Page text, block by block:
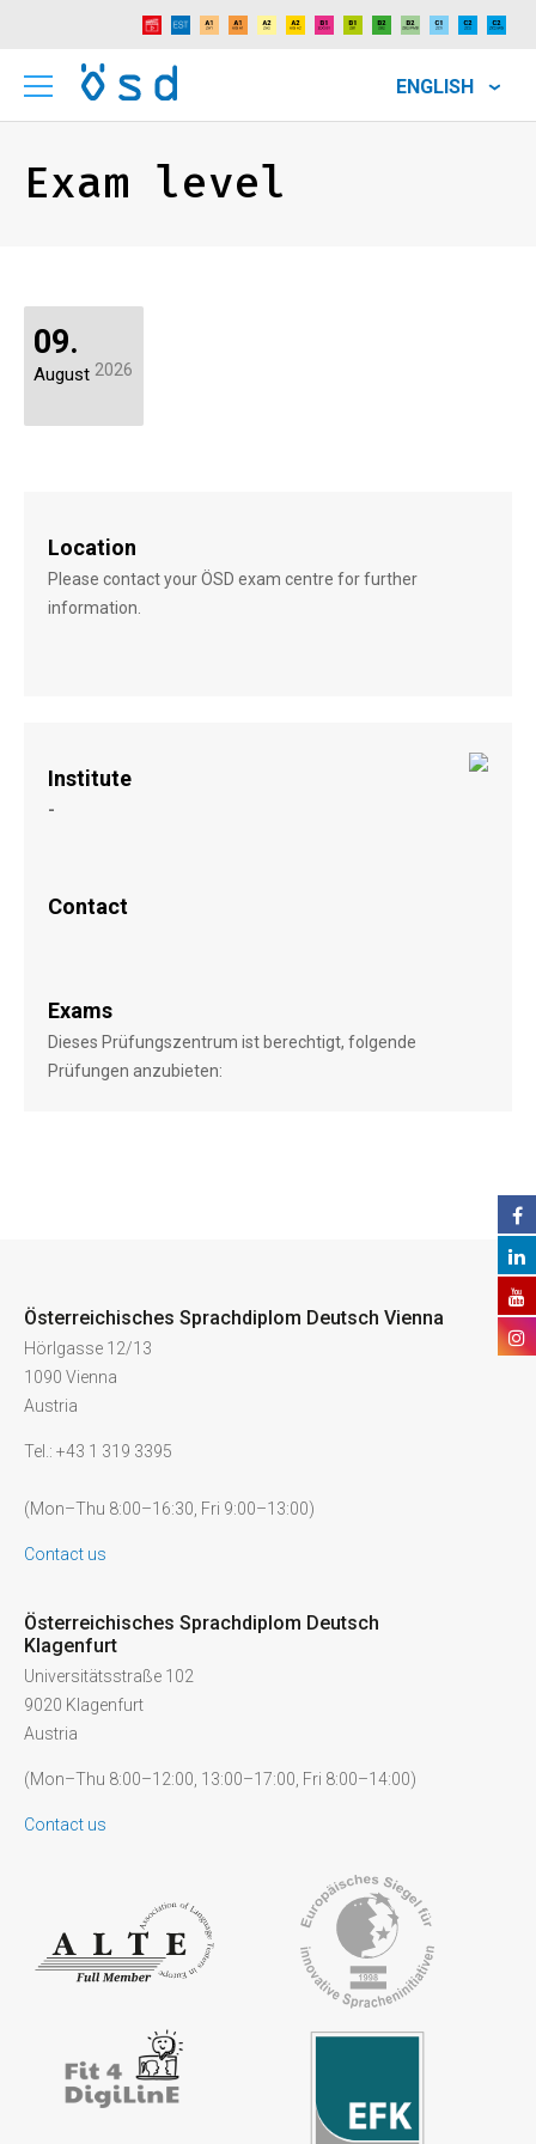
ENGLISH
Exam level
09.
August 2026
Location
Please contact your ÖSD exam centre for further
information.
Institute
-
Contact
Exams
Dieses Prüfungszentrum ist berechtigt, folgende
Prüfungen anzubieten:
Österreichisches Sprachdiplom Deutsch Vienna
Hörlgasse 12/13
1090 Vienna
Austria
Tel.: +43 1 319 3395
(Mon–Thu 8:00–16:30, Fri 9:00–13:00)
Contact us
Österreichisches Sprachdiplom Deutsch
Klagenfurt
Universitätsstraße 102
9020 Klagenfurt
Austria
(Mon–Thu 8:00–12:00, 13:00–17:00, Fri 8:00–14:00)
Contact us